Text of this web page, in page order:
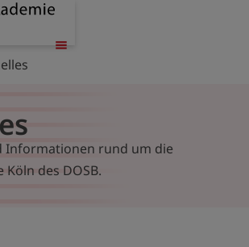
Informationen rund um die
des DOSB.